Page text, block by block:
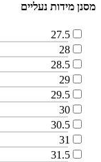
מסנן מידות נעליים
27.5
28
28.5
29
29.5
30
30.5
31
31.5